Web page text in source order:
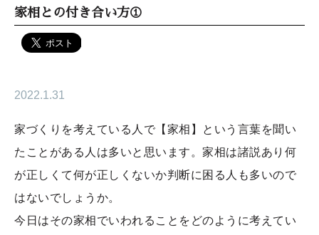
家相との付き合い方①
2022.1.31
家づくりを考えている人で【家相】という言葉を聞い
たことがある人は多いと思います。家相は諸説あり何
が正しくて何が正しくないか判断に困る人も多いので
はないでしょうか。
今日はその家相でいわれることをどのように考えてい